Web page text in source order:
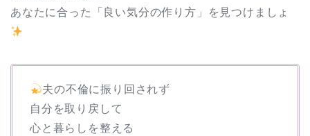
あなたに合った「良い気分の作り方」を見つけましょ
夫の不倫に振り回されず
自分を取り戻して
心と暮らしを整える